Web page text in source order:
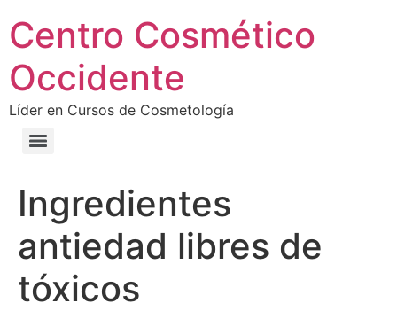
Centro Cosmético
Occidente
Líder en Cursos de Cosmetología
Ingredientes
antiedad libres de
tóxicos